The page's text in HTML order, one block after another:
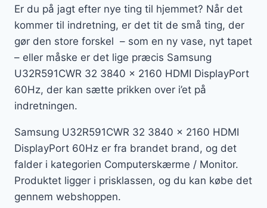
Er du på jagt efter nye ting til hjemmet? Når det
kommer til indretning, er det tit de små ting, der
gør den store forskel – som en ny vase, nyt tapet
– eller måske er det lige præcis Samsung
U32R591CWR 32 3840 x 2160 HDMI DisplayPort
60Hz, der kan sætte prikken over i’et på
indretningen.
Samsung U32R591CWR 32 3840 x 2160 HDMI
DisplayPort 60Hz er fra brandet brand, og det
falder i kategorien Computerskærme / Monitor.
Produktet ligger i prisklassen, og du kan købe det
gennem webshoppen.